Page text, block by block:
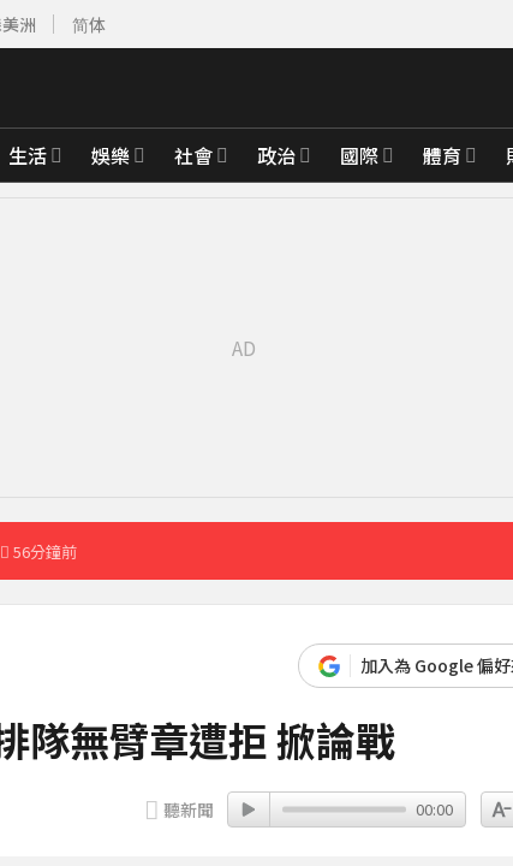
洲 简体
生活 娛樂 社會 政治 國際 體育
56分鐘前
卡位 2027
8分鐘前
加入為 Google 偏
隊無臂章遭拒 掀論戰
聽新聞 00:00